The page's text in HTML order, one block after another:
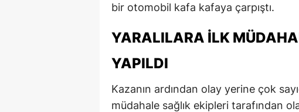
bir otomobil kafa kafaya çarpıştı.
YARALILARA İLK
YAPILDI
Kazanın ardından olay yerine çok
müdahale sağlık ekipleri tarafından